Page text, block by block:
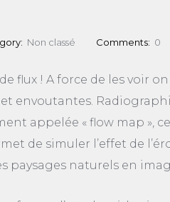
Non classé Comments: 0
flux ! A force de les voir
envoutantes.
appelée « flow map »,
de simuler l’effet de
paysages naturels en